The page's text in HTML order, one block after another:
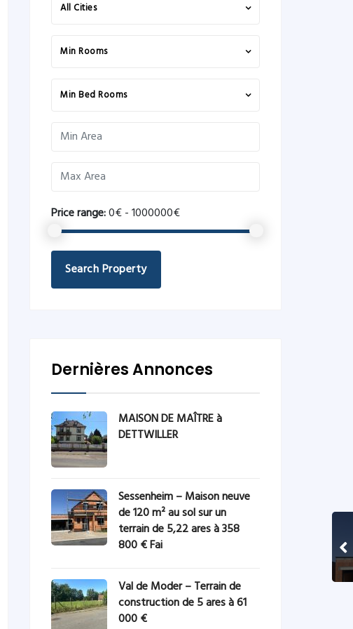
All Cities
Min Rooms
Min Bed Rooms
Price range:0€ - 1000000€
Search Property
Dernières Annonces
MAISON DE MAÎTRE à
DETTWILLER
Sessenheim – Maison neuve
de 120 m² au sol sur un
terrain de 5,22 ares à 358
800 € Fai
Val de Moder – Terrain de
construction de 5 ares à 61
000 €